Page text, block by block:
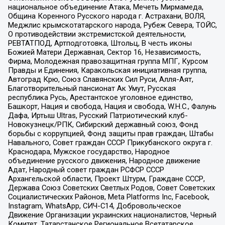
национальное объединение Атака, Мечеть Мирмамеда,
Община Коренного Русского народа г. Астрахани, ВОЛЯ,
Меджлис крымскотатарского народа, Рубеж Севера, ТОЙС,
О противодействии экстремистской деятельности,
РЕВТАТПОД, Артподготовка, Штольц, В честь иконы
Божией Матери Державная, Сектор 16, Независимость,
Фирма, Молодежная правозащитная группа МПГ, Курсом
Правды и Единения, Каракольская инициативная группа,
Автоград Крю, Союз Славянских Сил Руси, Алля-Аят,
Благотворительный пансионат Ак Умут, Русская
республика Русь, Арестантское уголовное единство,
Башкорт, Нация и свобода, Нация и свобода, W.H.С., Фалунь
Дафа, Иртыш Ultras, Русский Патриотический клуб-
Новокузнецк/РПК, Сибирский державный союз, Фонд
борьбы с коррупцией, Фонд защиты прав граждан, Штабы
Навального, Совет граждан СССР Прикубанского округа г.
Краснодара, Мужское государство, Народное
объединение русского движения, Народное движение
Адат, Народный совет граждан РСФСР СССР
Архангельской области, Проект Штурм, Граждане СССР,
Держава Союз Советских Светлых Родов, Совет Советских
Социалистических Районов, Meta Platforms Inc, Facebook,
Instagram, WhatsApp, СИЧ-С14, Добровольческое
Движение Организации украинских националистов, Черный